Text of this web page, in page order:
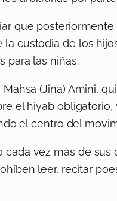
que
custodia de los
para las niñas.
(Jina) Amini,
el hiyab
el centro del
vez más de
leer, recitar